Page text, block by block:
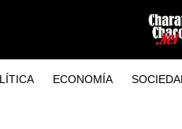
ECONOMÍA